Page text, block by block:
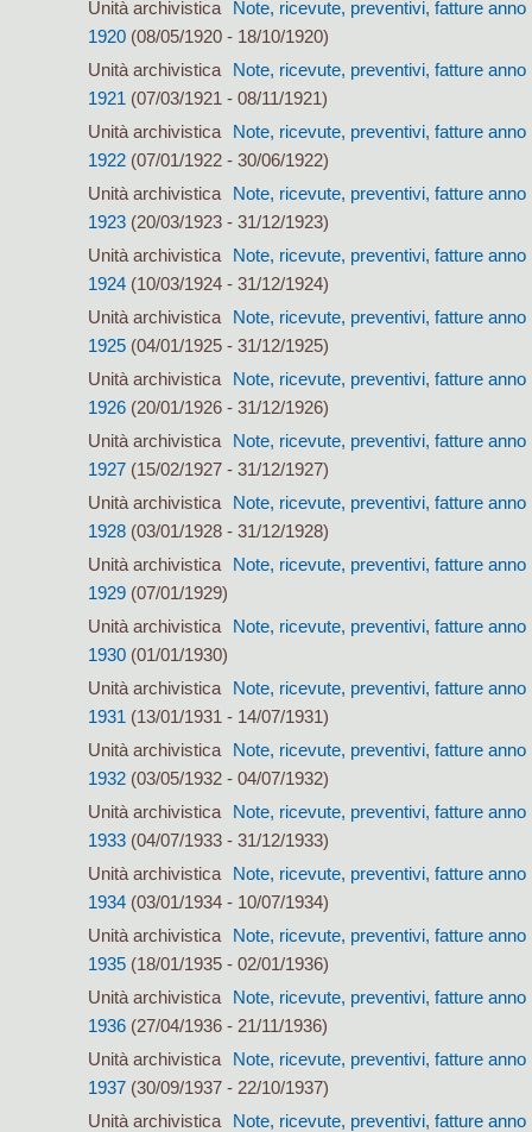
Unità archivistica
Note, ricevute, preventivi, fatture anno
1920 (08/05/1920 - 18/10/1920)
Unità archivistica
Note, ricevute, preventivi, fatture anno
1921 (07/03/1921 - 08/11/1921)
Unità archivistica
Note, ricevute, preventivi, fatture anno
1922 (07/01/1922 - 30/06/1922)
Unità archivistica
Note, ricevute, preventivi, fatture anno
1923 (20/03/1923 - 31/12/1923)
Unità archivistica
Note, ricevute, preventivi, fatture anno
1924 (10/03/1924 - 31/12/1924)
Unità archivistica
Note, ricevute, preventivi, fatture anno
1925 (04/01/1925 - 31/12/1925)
Unità archivistica
Note, ricevute, preventivi, fatture anno
1926 (20/01/1926 - 31/12/1926)
Unità archivistica
Note, ricevute, preventivi, fatture anno
1927 (15/02/1927 - 31/12/1927)
Unità archivistica
Note, ricevute, preventivi, fatture anno
1928 (03/01/1928 - 31/12/1928)
Unità archivistica
Note, ricevute, preventivi, fatture anno
1929 (07/01/1929)
Unità archivistica
Note, ricevute, preventivi, fatture anno
1930 (01/01/1930)
Unità archivistica
Note, ricevute, preventivi, fatture anno
1931 (13/01/1931 - 14/07/1931)
Unità archivistica
Note, ricevute, preventivi, fatture anno
1932 (03/05/1932 - 04/07/1932)
Unità archivistica
Note, ricevute, preventivi, fatture anno
1933 (04/07/1933 - 31/12/1933)
Unità archivistica
Note, ricevute, preventivi, fatture anno
1934 (03/01/1934 - 10/07/1934)
Unità archivistica
Note, ricevute, preventivi, fatture anno
1935 (18/01/1935 - 02/01/1936)
Unità archivistica
Note, ricevute, preventivi, fatture anno
1936 (27/04/1936 - 21/11/1936)
Unità archivistica
Note, ricevute, preventivi, fatture anno
1937 (30/09/1937 - 22/10/1937)
Unità archivistica
Note, ricevute, preventivi, fatture anno